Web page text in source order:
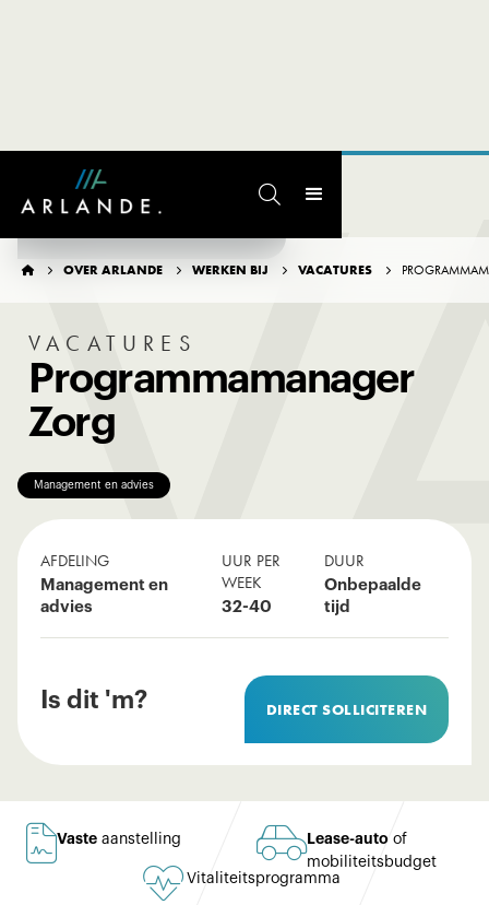

  OVER ARLANDE  WERKEN BIJ  VACATURES 
VACATURES
Programmamanager
Zorg
Management en advies
AFDELING
Management en
advies
UUR PER
WEEK
32-40
DUUR
Onbepaalde
tijd
Is dit 'm? DIRECT SOLLICITEREN
Vasteaanstelling Lease-autoof
mobiliteitsbudget
Vitaliteitsprogramma